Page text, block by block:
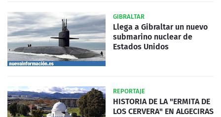
GIBRALTAR
Llega a Gibraltar un nuevo
submarino nuclear de
Estados Unidos
REPORTAJE
HISTORIA DE LA "ERMITA DE
LOS CERVERA" EN ALGECIRAS